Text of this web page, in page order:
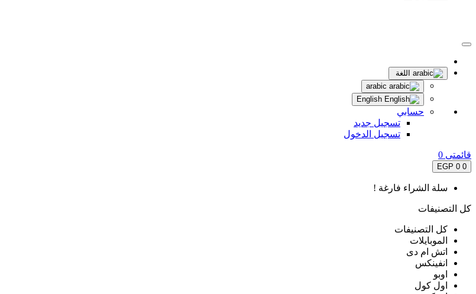
اللغة
حسابي
تسجيل جديد
تسجيل الدخول
قائمتى 0
0
0 EGP
سلة الشراء فارغة !
كل التصنيفات
كل التصنيفات
الموبايلات
اتش ام دى
انفينكس
اوبو
اول كول